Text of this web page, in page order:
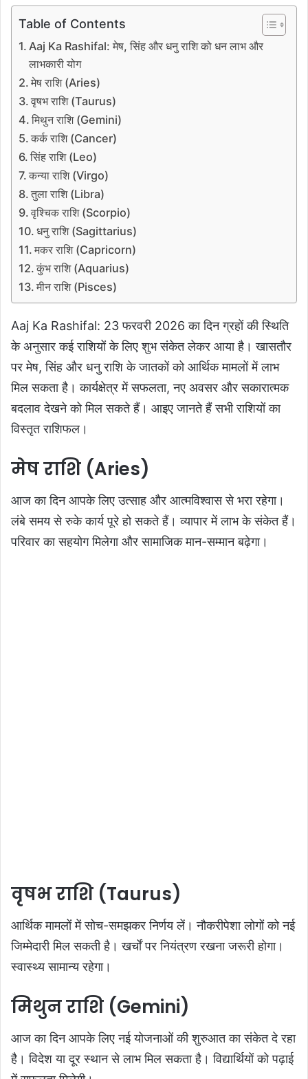
Table of Contents
Aaj Ka Rashifal: मेष, सिंह और धनु राशि को धन लाभ और
लाभकारी योग
मेष राशि (Aries)
वृषभ राशि (Taurus)
मिथुन राशि (Gemini)
कर्क राशि (Cancer)
सिंह राशि (Leo)
कन्या राशि (Virgo)
तुला राशि (Libra)
वृश्चिक राशि (Scorpio)
धनु राशि (Sagittarius)
मकर राशि (Capricorn)
कुंभ राशि (Aquarius)
मीन राशि (Pisces)
Aaj Ka Rashifal: 23 फरवरी 2026 का दिन ग्रहों की स्थिति
के अनुसार कई राशियों के लिए शुभ संकेत लेकर आया है। खासतौर
पर मेष, सिंह और धनु राशि के जातकों को आर्थिक मामलों में लाभ
मिल सकता है। कार्यक्षेत्र में सफलता, नए अवसर और सकारात्मक
बदलाव देखने को मिल सकते हैं। आइए जानते हैं सभी राशियों का
विस्तृत राशिफल।
मेष राशि (Aries)
आज का दिन आपके लिए उत्साह और आत्मविश्वास से भरा रहेगा।
लंबे समय से रुके कार्य पूरे हो सकते हैं। व्यापार में लाभ के संकेत हैं।
परिवार का सहयोग मिलेगा और सामाजिक मान-सम्मान बढ़ेगा।
वृषभ राशि (Taurus)
आर्थिक मामलों में सोच-समझकर निर्णय लें। नौकरीपेशा लोगों को नई
जिम्मेदारी मिल सकती है। खर्चों पर नियंत्रण रखना जरूरी होगा।
स्वास्थ्य सामान्य रहेगा।
मिथुन राशि (Gemini)
आज का दिन आपके लिए नई योजनाओं की शुरुआत का संकेत दे रहा
है। विदेश या दूर स्थान से लाभ मिल सकता है। विद्यार्थियों को पढ़ाई